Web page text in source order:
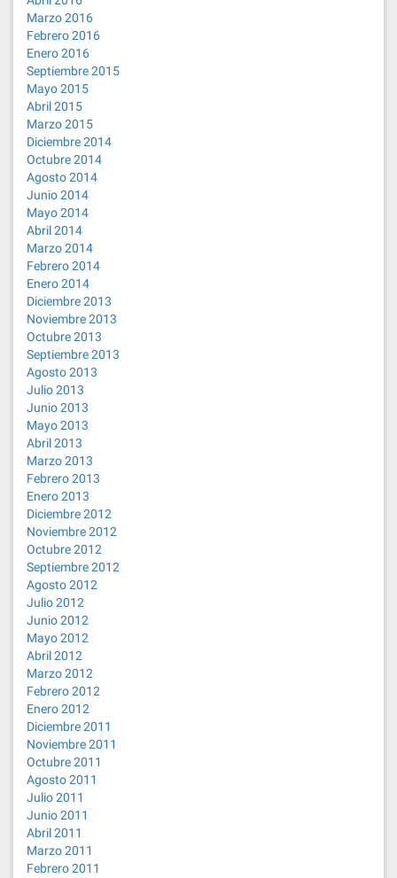
Marzo 2016
Febrero 2016
Enero 2016
Septiembre 2015
Mayo 2015
Abril 2015
Marzo 2015
Diciembre 2014
Octubre 2014
Agosto 2014
Junio 2014
Mayo 2014
Abril 2014
Marzo 2014
Febrero 2014
Enero 2014
Diciembre 2013
Noviembre 2013
Octubre 2013
Septiembre 2013
Agosto 2013
Julio 2013
Junio 2013
Mayo 2013
Abril 2013
Marzo 2013
Febrero 2013
Enero 2013
Diciembre 2012
Noviembre 2012
Octubre 2012
Septiembre 2012
Agosto 2012
Julio 2012
Junio 2012
Mayo 2012
Abril 2012
Marzo 2012
Febrero 2012
Enero 2012
Diciembre 2011
Noviembre 2011
Octubre 2011
Agosto 2011
Julio 2011
Junio 2011
Abril 2011
Marzo 2011
Febrero 2011